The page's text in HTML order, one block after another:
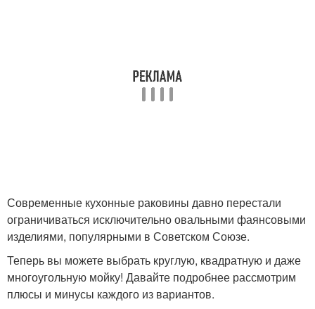
Современные кухонные раковины давно перестали
ограничиваться исключительно овальными фаянсовыми
изделиями, популярными в Советском Союзе.
Теперь вы можете выбрать круглую, квадратную и даже
многоугольную мойку! Давайте подробнее рассмотрим
плюсы и минусы каждого из вариантов.